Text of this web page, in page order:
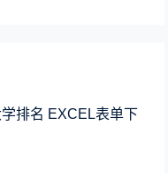
排名 EXCEL表单下